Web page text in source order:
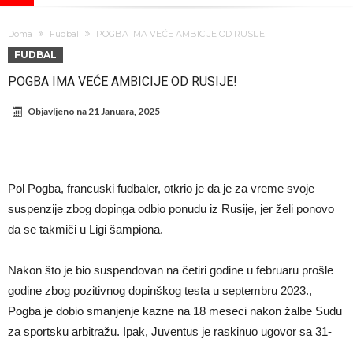
Direktor FIA o drami Formule 1: “Ne možemo da idemo toliko
Prva ponuda za Leaa – odbijena!
povorka, dirljiva muzika i aplauz koji izazivaju suze
GROM USMRTIO FUDBALERA: Tragičan događaj na tajlandskom
turniru! Povređeno još 12 igrača!
Kapiten slavnog kluba pretučen nasmrt pred svojim domom, cela
Doma Fudbal POGBA IMA VEĆE AMBICIJE OD RUSIJE!
FUDBAL
POGBA IMA VEĆE AMBICIJE OD RUSIJE!
Objavljeno na21 Januara, 2025
Pol Pogba, francuski fudbaler, otkrio je da je za vreme svoje
suspenzije zbog dopinga odbio ponudu iz Rusije, jer želi ponovo
da se takmiči u Ligi šampiona.
Nakon što je bio suspendovan na četiri godine u februaru prošle
godine zbog pozitivnog dopinškog testa u septembru 2023.,
Pogba je dobio smanjenje kazne na 18 meseci nakon žalbe Sudu
za sportsku arbitražu. Ipak, Juventus je raskinuo ugovor sa 31-